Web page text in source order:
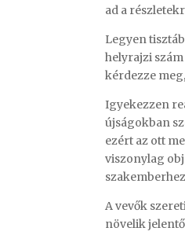
ad a
Legyen
helyrajzi
kérdezze
Igyekezzen
újságokban
ezért az ott
viszonylag
A vevők
növelik